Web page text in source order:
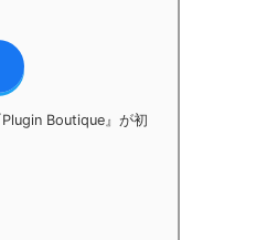
Boutique』が初